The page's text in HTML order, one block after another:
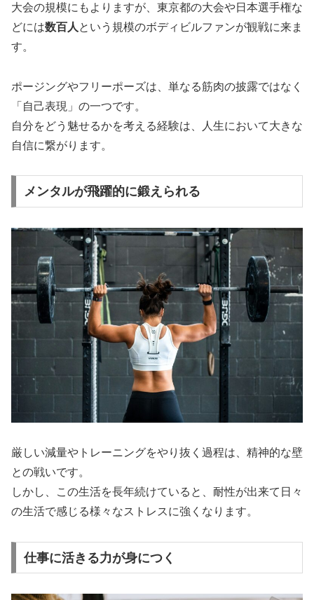
大会の規模にもよりますが、東京都の大会や日本選手権な
どには数百人 という規模のボディビルファンが観戦に来ま
す。
ポージングやフリーポーズは、単なる筋肉の披露ではなく
「自己表現」の一つです。
自分をどう魅せるかを考える経験は、人生において大きな
自信に繋がります。
メンタルが飛躍的に鍛えられる
厳しい減量やトレーニングをやり抜く過程は、精神的な壁
との戦いです。
しかし、この生活を長年続けていると、耐性が出来て日々
の生活で感じる様々なストレスに強くなります。
仕事に活きる力が身につく